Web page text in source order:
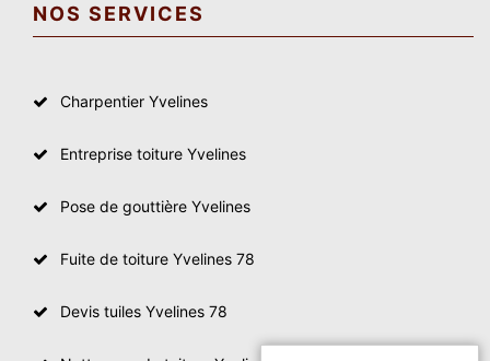
NOS SERVICES
Charpentier Yvelines
Entreprise toiture Yvelines
Pose de gouttière Yvelines
Fuite de toiture Yvelines 78
Devis tuiles Yvelines 78